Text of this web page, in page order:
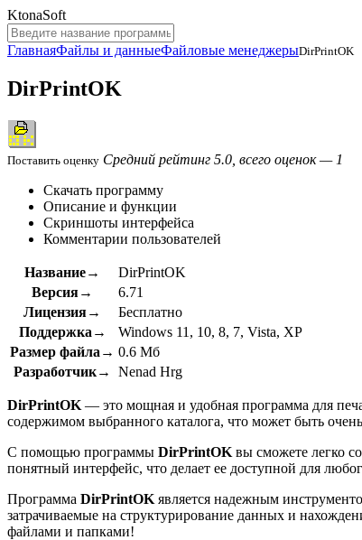
KtonaSoft
ГлавнаяФайлы и данныеФайловые менеджерыDirPrintOK
DirPrintOK
Поставить оценку Средний рейтинг 5.0, всего оценок — 1
Скачать программу
Описание и функции
Скриншоты интерфейса
Комментарии пользователей
Название→
DirPrintOK
Версия→
6.71
Лицензия→
Бесплатно
Поддержка→
Windows 11, 10, 8, 7, Vista, XP
Размер файла→ 0.6 Мб
Разработчик→
Nenad Hrg
DirPrintOK — это мощная и удобная программа для
содержимом выбранного каталога, что может быть
С помощью программы DirPrintOK вы сможете легко
понятный интерфейс, что делает ее доступной для
Программа DirPrintOK является надежным
затрачиваемые на структурирование данных и
файлами и папками!